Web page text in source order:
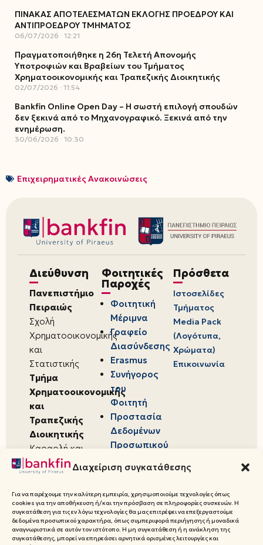
Διαχείριση συγκατάθεσης
Για να παρέχουμε την καλύτερη εμπειρία, χρησιμοποιούμε τεχνολογίες όπως
cookies για την αποθήκευση ή/και την πρόσβαση σε πληροφορίες συσκευών. Η
συγκατάθεση για τις εν λόγω τεχνολογίες θα μας επιτρέψει να επεξεργαστούμε
δεδομένα προσωπικού χαρακτήρα, όπως συμπεριφορά περιήγησης ή μοναδικά
αναγνωριστικά σε αυτόν τον ιστότοπο. Η μη συγκατάθεση ή η ανάκληση της
συγκατάθεσης, μπορεί να επηρεάσει αρνητικά ορισμένες λειτουργίες και
ΠΙΝΑΚΑΣ ΑΠΟΤΕΛΕΣΜΑΤΩΝ ΕΚΛΟΓΗΣ ΠΡΟΕΔΡΟΥ ΚΑΙ
ΑΝΤΙΠΡΟΕΔΡΟΥ ΤΜΗΜΑΤΟΣ
06/07/2026 12:21
Πραγματοποιήθηκε η 26η Τελετή Απονομής
Υποτροφιών και Βραβείων του Τμήματος
Χρηματοοικονομικής και Τραπεζικής Διοικητικής
02/07/2026 11:54
Bankfin Online Open Day – Η σωστή επιλογή σπουδών
δεν ξεκινά από το Μηχανογραφικό. Ξεκινά από την
ενημέρωση.
30/06/2026 10:30
Επιχειρηματικές Ανακοινώσεις
Διεύθυνση
Πανεπιστήμιο
Πειραιώς
Σχολή
Χρηματοοικονομικής
και
Στατιστικής
Τμήμα
Χρηματοοικονομικής
και
Τραπεζικής
Διοικητικής
Καραολή και
Δημητρίου 80,
18534,
Πειραιάς
Φοιτητικές
Παροχές
Φοιτητική
Μέριμνα
Γραφείο
Διασύνδεσης
Erasmus
Συνήγορος
του
Φοιτητή
Προστασία
Δεδομένων
Προσωπικού
Πρόσθετα
Ιστοσελίδες
Τμήματος
Media Pack
(Λογότυπα,
Χρώματα)
Επικοινωνία